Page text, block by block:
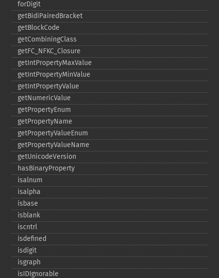
forDigit
getBidiPairedBracket
getBlockCode
getCombiningClass
getFC_​NFKC_​Closure
getIntPropertyMaxValue
getIntPropertyMinValue
getIntPropertyValue
getNumericValue
getPropertyEnum
getPropertyName
getPropertyValueEnum
getPropertyValueName
getUnicodeVersion
hasBinaryProperty
isalnum
isalpha
isbase
isblank
iscntrl
isdefined
isdigit
isgraph
isIDIgnorable